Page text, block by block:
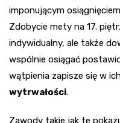
imponującym
Zdobycie mety na 17.
indywidualny, ale także
wspólnie osiągać
wątpienia zapisze się w
wytrwałości.
Zawody takie jak te